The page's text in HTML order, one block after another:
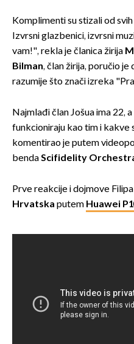
Komplimenti su stizali od
Izvrsni glazbenici, izvrsni
vam!", rekla je članica žirija
Bilman, član žirija, poručio
razumije što znači izreka
Najmlađi član Jošua ima 22,
funkcioniraju kao tim i kakve
komentirao je putem
bendaScifidelity
Prve reakcije i dojmove
Hrvatska putem Huawei